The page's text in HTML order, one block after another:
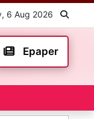
6 Aug 2026
Epaper